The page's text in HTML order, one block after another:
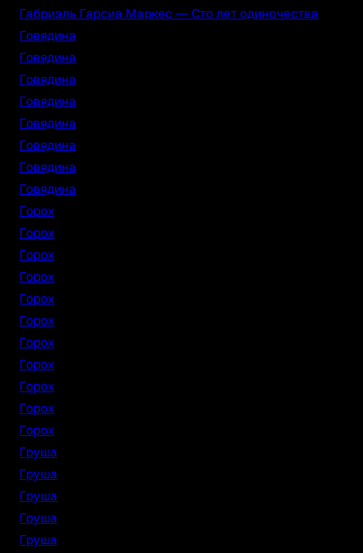
Габриэль Гарсиа Маркес — Сто лет одиночества
Говядина
Говядина
Говядина
Говядина
Говядина
Говядина
Говядина
Говядина
Горох
Горох
Горох
Горох
Горох
Горох
Горох
Горох
Горох
Горох
Горох
Груша
Груша
Груша
Груша
Груша